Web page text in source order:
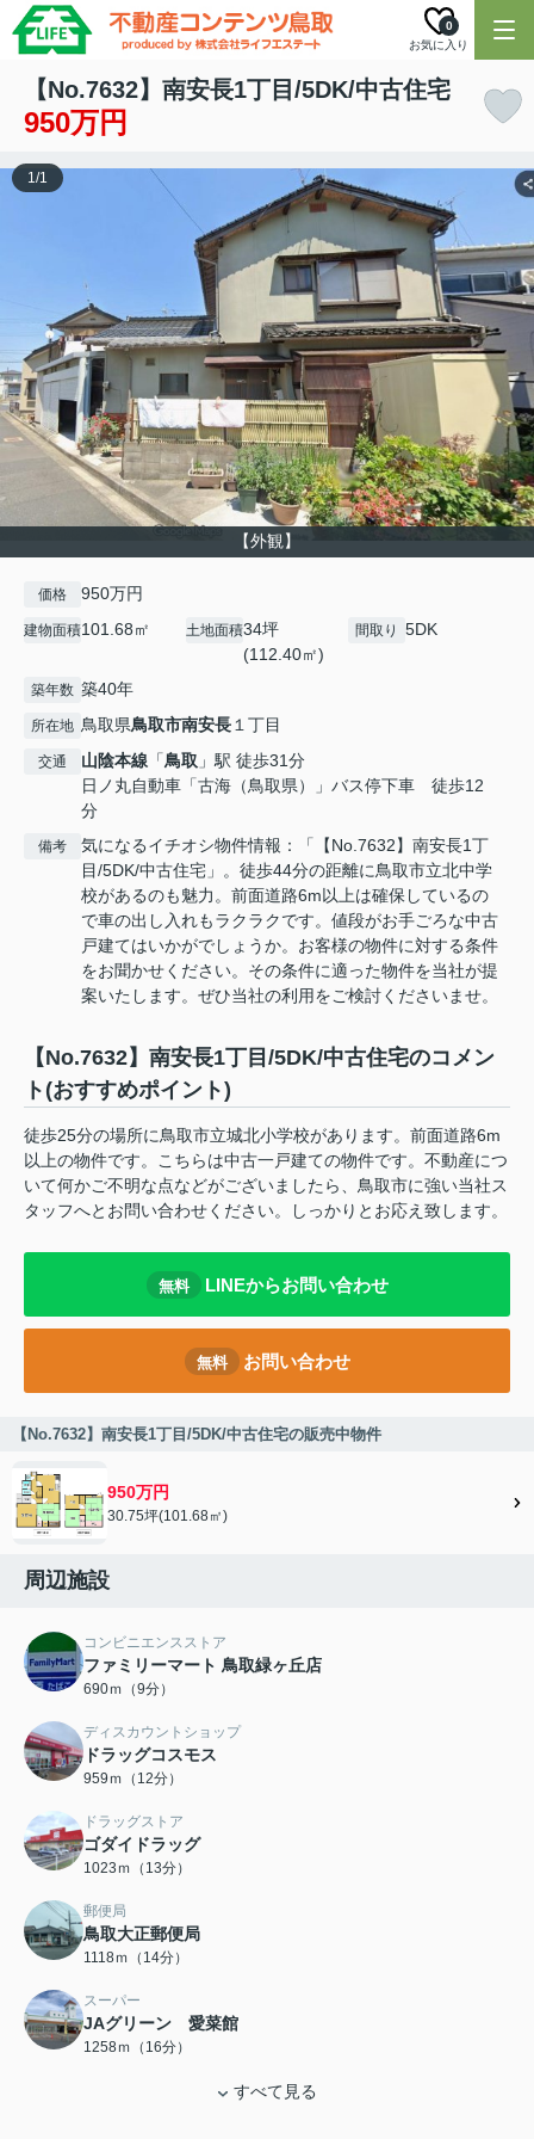
お気に入り
0
【No.7632】南安長1丁目/5DK/中古住宅
950万円
【外観】
1/1
価格 950万円
建物面積101.68㎡ 土地面積34坪
(112.40㎡)
間取り 5DK
築年数 築40年
所在地 鳥取県鳥取市南安長１丁目
交通 山陰本線 「鳥取 」駅 徒歩31分
日ノ丸自動車「古海（鳥取県）」バス停下車 徒歩12
分
備考
気になるイチオシ物件情報：「【No.7632】南安長1丁
目/5DK/中古住宅」。徒歩44分の距離に鳥取市立北中学
校があるのも魅力。前面道路6m以上は確保しているの
で車の出し入れもラクラクです。値段がお手ごろな中古
戸建てはいかがでしょうか。お客様の物件に対する条件
をお聞かせください。その条件に適った物件を当社が提
案いたします。ぜひ当社の利用をご検討くださいませ。
【No.7632】南安長1丁目/5DK/中古住宅のコメン
ト(おすすめポイント)
徒歩25分の場所に鳥取市立城北小学校があります。前面道路6m
以上の物件です。こちらは中古一戸建ての物件です。不動産につ
いて何かご不明な点などがございましたら、鳥取市に強い当社ス
タッフへとお問い合わせください。しっかりとお応え致します。
無料 LINEからお問い合わせ
無料 お問い合わせ
【No.7632】南安長1丁目/5DK/中古住宅の販売中物件
950万円
30.75坪(101.68㎡)
周辺施設
コンビニエンスストア
ファミリーマート 鳥取緑ヶ丘店
690ｍ（9分）
ディスカウントショップ
ドラッグコスモス
959ｍ（12分）
ドラッグストア
ゴダイドラッグ
1023ｍ（13分）
郵便局
鳥取大正郵便局
1118ｍ（14分）
スーパー
JAグリーン 愛菜館
1258ｍ（16分）
すべて見る